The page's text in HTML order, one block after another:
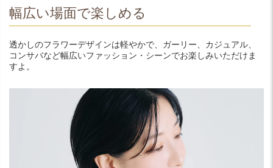
幅広い場面で楽しめる
透かしのフラワーデザインは軽やかで、ガーリー、カジュアル、
コンサバなど幅広いファッション・シーンでお楽しみいただけま
すよ。